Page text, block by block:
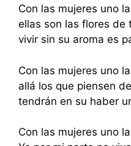
Con las mujeres uno
ellas son las flores de
vivir sin su aroma es
Con las mujeres uno
allá los que piensen
tendrán en su haber
Con las mujeres uno